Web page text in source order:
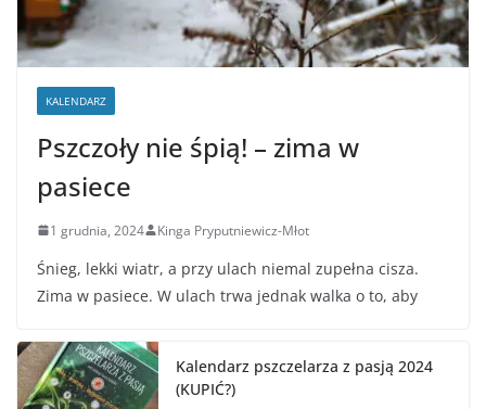
KALENDARZ
Pszczoły nie śpią! – zima w
pasiece
1 grudnia, 2024 Kinga Pryputniewicz-Młot
Śnieg, lekki wiatr, a przy ulach niemal zupełna cisza.
Zima w pasiece. W ulach trwa jednak walka o to, aby
Kalendarz pszczelarza z pasją 2024
(KUPIĆ?)